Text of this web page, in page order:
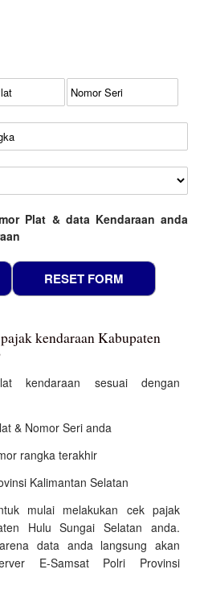
Plat & data Kendaraan anda
kendaraan Kabupaten
kendaraan sesuai dengan
& Nomor Seri anda
rangka terakhir
Kalimantan Selatan
mulai melakukan cek pajak
Hulu Sungai Selatan anda.
data anda langsung akan
E-Samsat Polri Provinsi